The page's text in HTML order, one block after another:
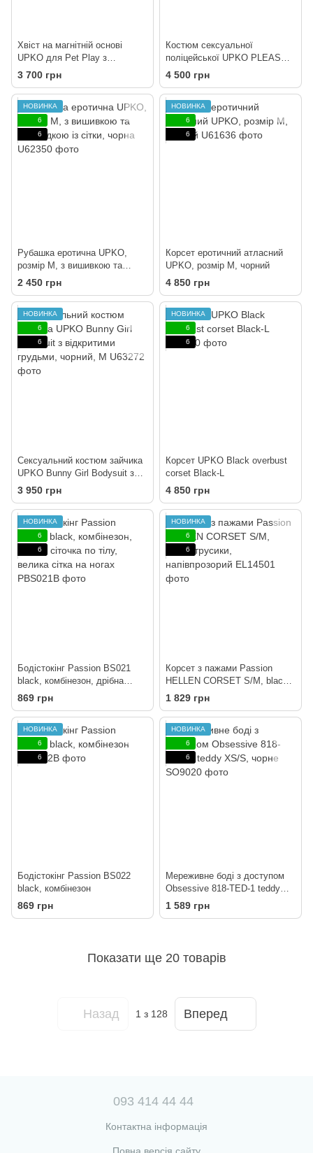
Хвіст на магнітній основі
UPKO для Pet Play з
лисиного хутра, білий
3 700 грн
Костюм сексуальної
поліцейської UPKO PLEASE,
One Size
4 500 грн
НОВИНКА
6
6
Рубашка еротична UPKO,
розмір M, з вишивкою та
підкладкою із сітки, чорна
2 450 грн
НОВИНКА
6
6
Корсет еротичний атласний
UPKO, розмір M, чорний
4 850 грн
НОВИНКА
6
6
Сексуальний костюм зайчика
UPKO Bunny Girl Bodysuit з
відкритими грудьми, чорний,
3 950 грн
НОВИНКА
6
6
Корсет UPKO Black overbust
corset Black-L
4 850 грн
НОВИНКА
6
6
Бодістокінг Passion BS021
black, комбінезон, дрібна
сіточка по тілу, велика сітка
на ногах
869 грн
НОВИНКА
6
6
Корсет з пажами Passion
HELLEN CORSET S/M, black,
трусики, напівпрозорий
1 829 грн
НОВИНКА
6
6
Бодістокінг Passion BS022
black, комбінезон
869 грн
НОВИНКА
6
6
Мереживне боді з доступом
Obsessive 818-TED-1 teddy
XS/S, чорне
1 589 грн
Показати ще 20 товарів
Назад 1 з 128 Вперед
093 414 44 44
Контактна інформація
Повна версія сайту